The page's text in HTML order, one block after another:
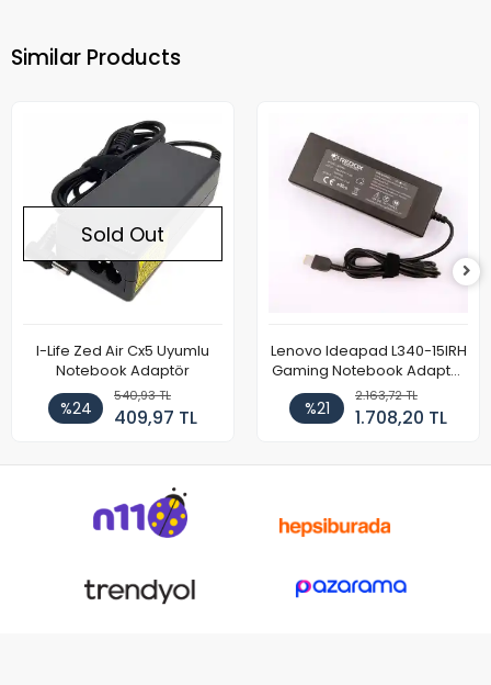
Similar Products
Sold Out
I-Life Zed Air Cx5 Uyumlu
Notebook Adaptör
%24
540,93 TL
409,97 TL
Lenovo Ideapad L340-15IRH
Gaming Notebook Adaptör
Cihazı Şarj Aleti (150W)
%21
2.163,72 TL
1.708,20 TL